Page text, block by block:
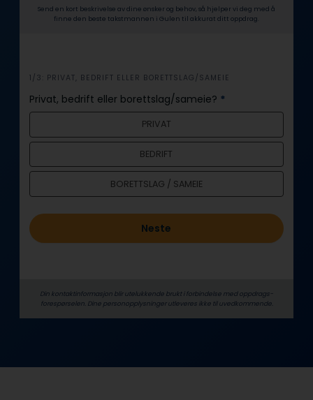
Send en kort beskrivelse av dine ønsker og behov, så hjelper vi deg med å
finne den beste takstmannen i Gulen til akkurat ditt oppdrag.
i
n
n
o
d
1/3: PRIVAT, BEDRIFT ELLER BORETTSLAG/SAMEIE
Privat, bedrift eller borettslag/sameie? *
PRIVAT
BEDRIFT
BORETTSLAG / SAMEIE
Neste
Din kontaktinformasjon blir utelukkende brukt i forbindelse med oppdrags­
forespørselen. Dine person­­opplysninger utleveres ikke til uvedkommende.